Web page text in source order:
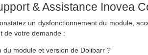
& Assistance Inovea
un dysfonctionnement du module,
de votre demande :
du module et version de Dolibarr ?